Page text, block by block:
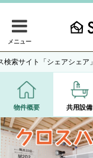
メニュー
検索サイト「シェアシェア」
物件概要 共用設備